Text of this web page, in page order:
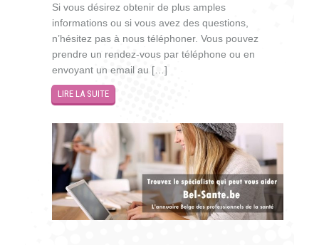
Si vous désirez obtenir de plus amples
informations ou si vous avez des questions,
n’hésitez pas à nous téléphoner. Vous pouvez
prendre un rendez-vous par téléphone ou en
envoyant un email au […]
LIRE LA SUITE